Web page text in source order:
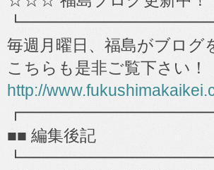
毎週月曜日、福島がブログ
こちらも是非ご覧下さい！
http://
■■ 編集後記